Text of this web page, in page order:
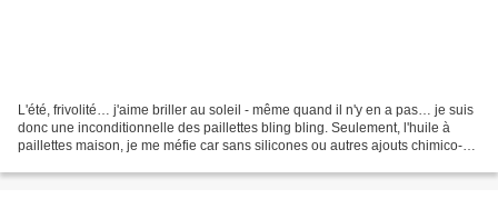
L'été, frivolité… j'aime briller au soleil - même quand il n'y en a pas… je suis
donc une inconditionnelle des paillettes bling bling. Seulement, l'huile à
paillettes maison, je me méfie car sans silicones ou autres ajouts chimico-